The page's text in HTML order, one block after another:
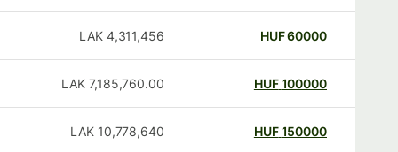
60000
HUF
4,311,456
LAK
100000
HUF
7,185,760.00
LAK
150000
HUF
10,778,640
LAK